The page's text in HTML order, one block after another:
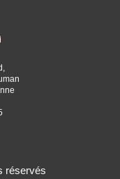
réservés